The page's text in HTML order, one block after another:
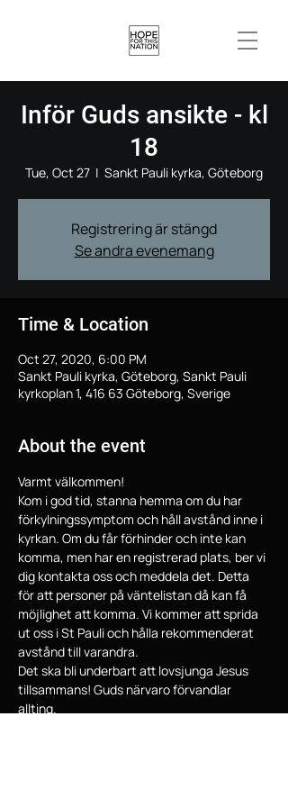
Inför Guds ansikte - kl
18
Tue, Oct 27
  |
Sankt Pauli kyrka, Göteborg
Registrering är stängd
Se andra evenemang
Time & Location
Oct 27, 2020, 6:00 PM
Sankt Pauli kyrka, Göteborg, Sankt Pauli
kyrkoplan 1, 416 63 Göteborg, Sverige
About the event
Varmt välkommen!
Kom i god tid, stanna hemma om du har
förkylningssymptom och håll avstånd inne i
kyrkan. Om du får förhinder och inte kan
komma, men har en registrerad plats, ber vi
dig kontakta oss och meddela det. Detta
för att personer på väntelistan då kan få
möjlighet att komma. Vi kommer att sprida
ut oss i St Pauli och hålla rekommenderat
avstånd till varandra.
Det ska bli underbart att lovsjunga Jesus
tillsammans! Guds närvaro förvandlar
allting.